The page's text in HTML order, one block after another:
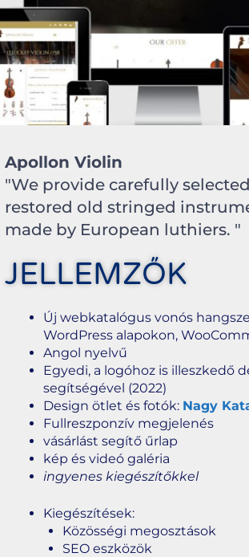
Apollon Violin
"We provide carefully
restored old stringed
made by European luthiers. "
JELLEMZŐK
Új webkatalógus vonós
WordPress alapokon,
Angol nyelvű
Egyedi, a logóhoz is illeszkedő
segítségével (2022)
Design ötlet és fotók: Nagy
Fullreszponzív megjelenés
vásárlást segítő űrlap
kép és videó galéria
ingyenes kiegészítőkkel
Kiegészítések:
Közösségi megosztások
SEO eszközök